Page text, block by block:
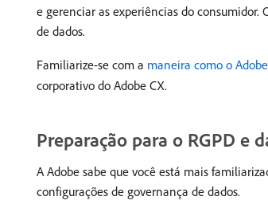
e gerenciar as experiências do consumidor.
de dados.
Familiarize-se com a maneira como o
corporativo do Adobe CX.
Preparação para o RGPD e
A Adobe sabe que você está mais
configurações de governança de dados.